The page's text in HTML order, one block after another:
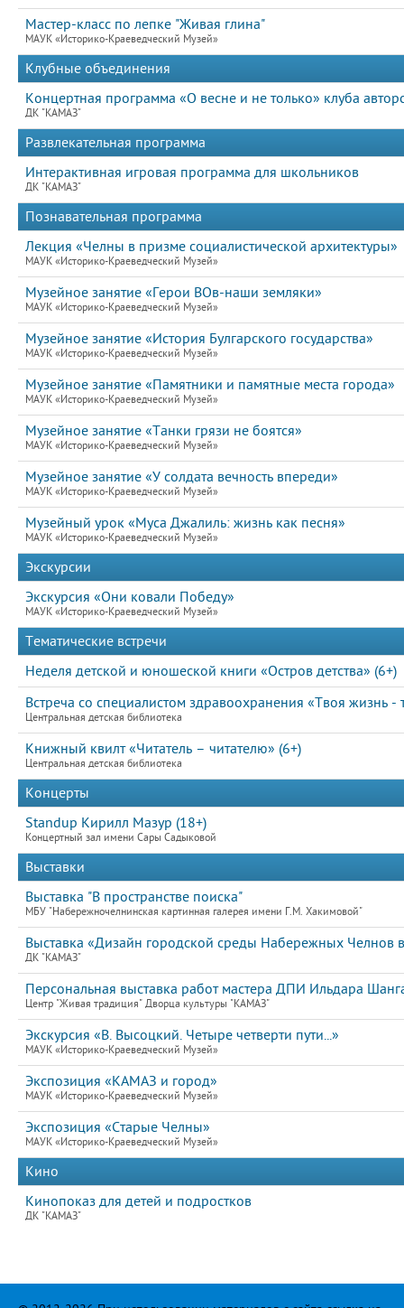
Мастер-класс по лепке "Живая глина"
МАУК «Историко-Краеведческий Музей»
Клубные объединения
Концертная программа «О весне и не только» клуба
ДК "КАМАЗ"
Развлекательная программа
Интерактивная игровая программа для школьников
ДК "КАМАЗ"
Познавательная программа
Лекция «Челны в призме социалистической архитектуры»
МАУК «Историко-Краеведческий Музей»
Музейное занятие «Герои ВОв-наши земляки»
МАУК «Историко-Краеведческий Музей»
Музейное занятие «История Булгарского государства»
МАУК «Историко-Краеведческий Музей»
Музейное занятие «Памятники и памятные места города»
МАУК «Историко-Краеведческий Музей»
Музейное занятие «Танки грязи не боятся»
МАУК «Историко-Краеведческий Музей»
Музейное занятие «У солдата вечность впереди»
МАУК «Историко-Краеведческий Музей»
Музейный урок «Муса Джалиль: жизнь как песня»
МАУК «Историко-Краеведческий Музей»
Экскурсии
Экскурсия «Они ковали Победу»
МАУК «Историко-Краеведческий Музей»
Тематические встречи
Неделя детской и юношеской книги «Остров детства» (6+)
Встреча со специалистом здравоохранения «Твоя жизнь -
Центральная детская библиотека
Книжный квилт «Читатель – читателю» (6+)
Центральная детская библиотека
Концерты
Standup Кирилл Мазур (18+)
Концертный зал имени Сары Садыковой
Выставки
Выставка "В пространстве поиска"
МБУ "Набережночелнинская картинная галерея имени Г.М. Хакимовой"
Выставка «Дизайн городской среды Набережных Челнов
ДК "КАМАЗ"
Персональная выставка работ мастера ДПИ Ильдара
Центр "Живая традиция" Дворца культуры "КАМАЗ"
Экскурсия «В. Высоцкий. Четыре четверти пути...»
МАУК «Историко-Краеведческий Музей»
Экспозиция «КАМАЗ и город»
МАУК «Историко-Краеведческий Музей»
Экспозиция «Старые Челны»
МАУК «Историко-Краеведческий Музей»
Кино
Кинопоказ для детей и подростков
ДК "КАМАЗ"